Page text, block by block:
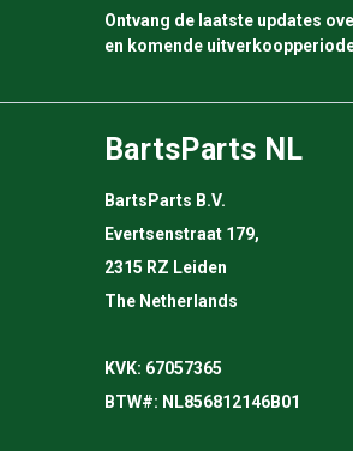
Ontvang de laatste updates
en komende
BartsParts NL
BartsParts B.V.
Evertsenstraat 179,
2315 RZ Leiden
The Netherlands
KVK: 67057365
BTW#: NL856812146B01